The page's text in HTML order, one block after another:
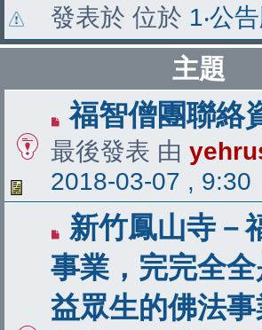
發表於 位於 1‧公
主題
福智僧團聯絡
最後發表 由
2018-03-07 , 9:30
新竹鳳山寺－
事業，完完全全
益眾生的佛法